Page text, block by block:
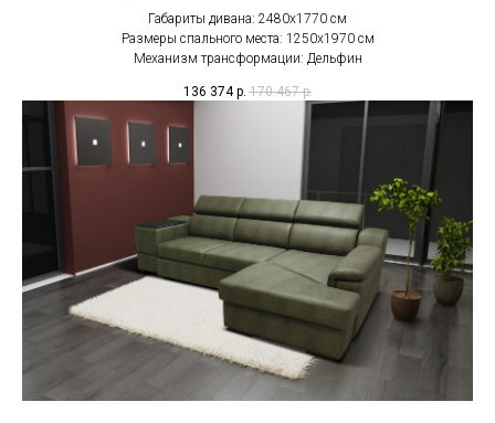
Габариты дивана: 2480х1770 см
Размеры спального места: 1250х1970 см
Механизм трансформации: Дельфин
136 374 р. 170 467 р.